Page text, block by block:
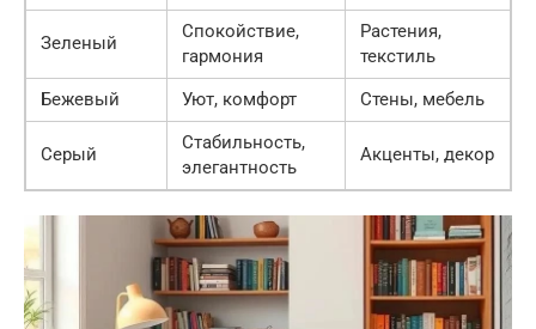
Зеленый
Спокойствие,
гармония
Растения,
текстиль
Бежевый
Уют, комфорт Стены, мебель
Серый
Стабильность,
элегантность
Акценты, декор